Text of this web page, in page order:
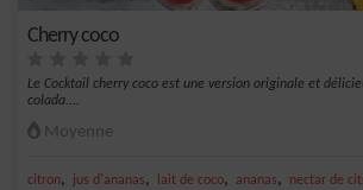
Cherry coco
Le Cocktail cherry coco est une version originale et
colada....
Moyenne
citron, jus d'ananas, lait de coco, ananas, nectar de